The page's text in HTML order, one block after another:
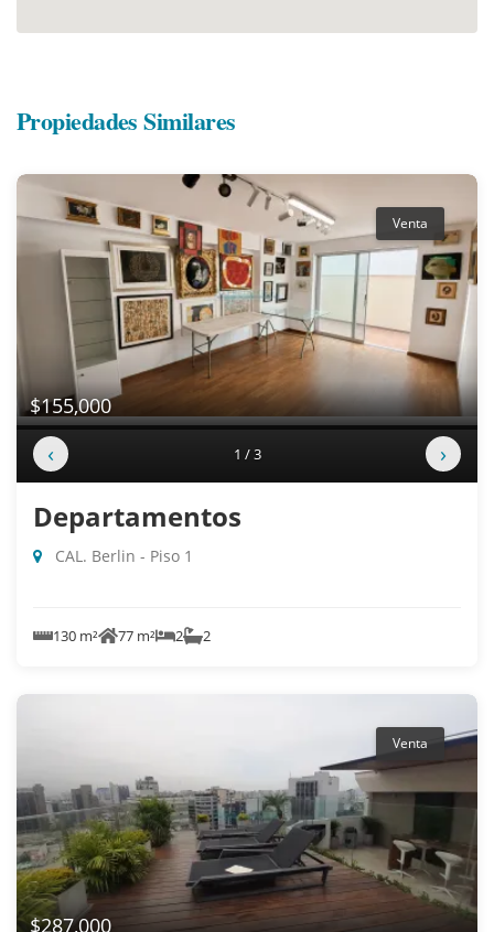
Propiedades Similares
Venta
$155,000
‹ 1 / 3 ›
Departamentos
CAL. Berlin - Piso 1
130 m² 77 m² 2 2
Venta
$287,000